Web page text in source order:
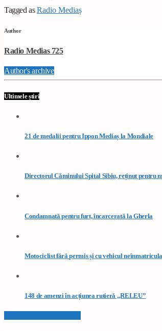
Tagged asRadio Mediaș
Author
Radio Medias 725
Author's archive
Ultimele știri
21 de medalii pentru Ippon Mediaș la Mondiale
Directorul Căminului Spital Sibiu, reținut pentru
Condamnată pentru furt, încarcerată la Gherla
Motociclist fără permis și cu vehicul
148 de amenzi în acțiunea rutieră „RELEU”